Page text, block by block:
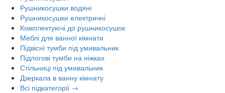
Рушникосушки водяні
Рушникосушки електричні
Комплектуючі до рушникосушок
Меблі для ванної кімнати
Підвісні тумби під умивальник
Підлогові тумби на ніжках
Стільниці під умивальник
Дзеркала в ванну кімнату
Всі підкатегорії →